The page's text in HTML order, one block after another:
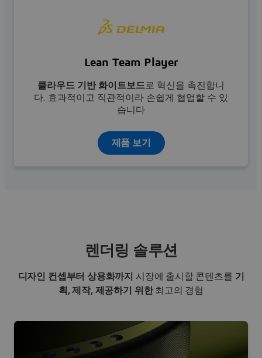
Lean Team Player
클라우드 기반 화이트보드 로 혁신을 촉진합니
다. 효과적이고 직관적이라 손쉽게 협업할 수 있
습니다
제품 보기
렌더링 솔루션
디자인 컨셉부터 상용화까지 시장에 출시할 콘텐츠를 기
획, 제작, 제공하기 위한최고의 경험